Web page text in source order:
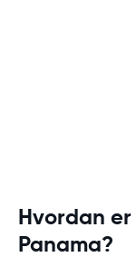
Hvordan
Panama?